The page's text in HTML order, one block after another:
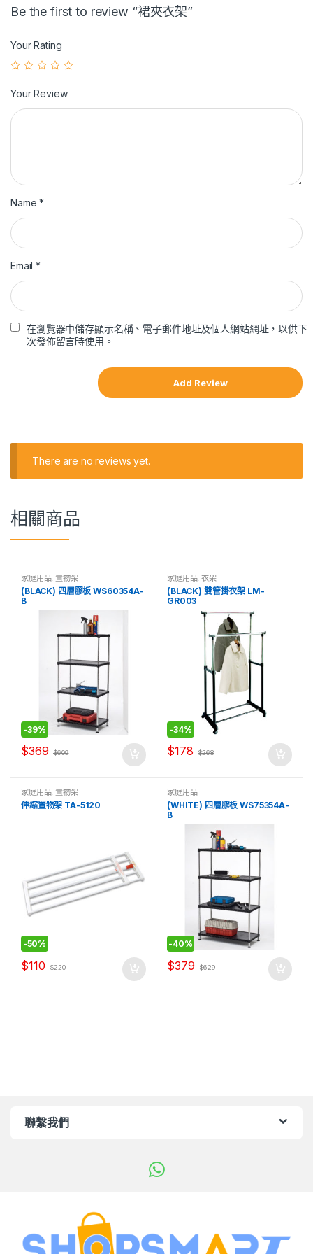
Be the first to review “裙夾衣架”
Your Rating
Your Review
Name*
Email*
在瀏覽器中儲存顯示名稱、電子郵件地址及個人網站網址，以供下
次發佈留言時使用。
There are no reviews yet.
相關商品
家庭用品, 置物架
(BLACK) 四層膠板 WS60354A-
B
-39%
$369 $609
家庭用品,衣架
(BLACK) 雙管掛衣架 LM-
GR003
-34%
$178 $268
家庭用品, 置物架
伸縮置物架 TA-5120
-50%
$110 $220
家庭用品
(WHITE) 四層膠板 WS75354A-
B
-40%
$379 $629
聯繫我們